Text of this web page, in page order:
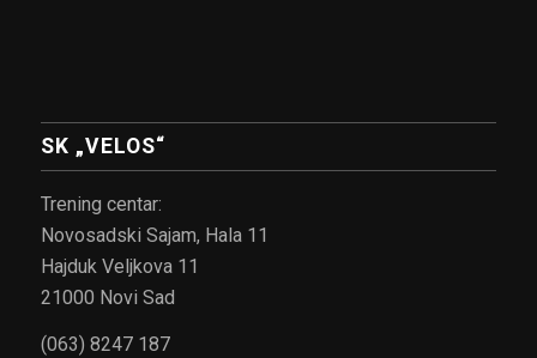
SK „VELOS“
Trening centar:
Novosadski Sajam, Hala 11
Hajduk Veljkova 11
21000 Novi Sad
(063) 8247 187